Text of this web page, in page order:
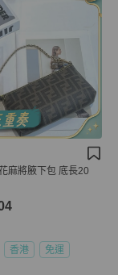
麻將腋下包 底長20
香港 免運